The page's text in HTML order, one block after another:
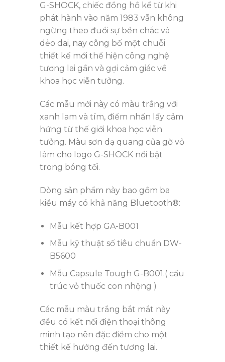
G-SHOCK, chiếc đồng hồ kể từ khi
phát hành vào năm 1983 vẫn không
ngừng theo đuổi sự bền chắc và
dẻo dai, nay công bố một chuỗi
thiết kế mới thể hiện công nghệ
tương lai gần và gợi cảm giác về
khoa học viễn tưởng.
Các mẫu mới này có màu trắng với
xanh lam và tím, điểm nhấn lấy cảm
hứng từ thế giới khoa học viễn
tưởng. Màu sơn dạ quang của gờ vỏ
làm cho logo G-SHOCK nổi bật
trong bóng tối.
Dòng sản phẩm này bao gồm ba
kiểu máy có khả năng Bluetooth®:
Mẫu kết hợp GA-B001
Mẫu kỹ thuật số tiêu chuẩn DW-
B5600
Mẫu Capsule Tough G-B001.( cấu
trúc vỏ thuốc con nhộng )
Các mẫu màu trắng bắt mắt này
đều có kết nối điện thoại thông
minh tạo nên đặc điểm cho một
thiết kế hướng đến tương lai.